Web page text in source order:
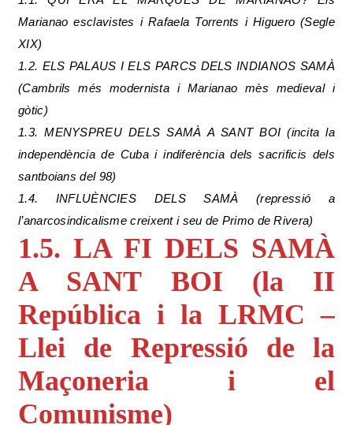
Marianao esclavistes i Rafaela Torrents i Higuero (Segle
XIX)
1.2. ELS PALAUS I ELS PARCS DELS INDIANOS SAMÀ
(Cambrils més modernista i Marianao mès medieval i
gòtic)
1.3. MENYSPREU DELS SAMÀ A SANT BOI (incita la
independència de Cuba i indiferència dels sacrificis dels
santboians del 98)
1.4. INFLUÈNCIES DELS SAMÀ (repressió a
l’anarcosindicalisme creixent i seu de Primo de Rivera)
1.5. LA FI DELS SAMÀ
A SANT BOI (la II
República i la LRMC –
Llei de Repressió de la
Maçoneria i el
Comunisme)